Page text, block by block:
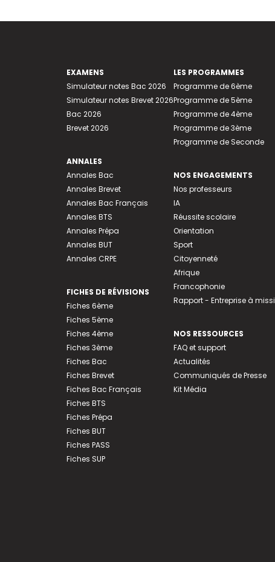
EXAMENS
Simulateur notes Bac 2026
Simulateur notes Brevet 2026
Bac 2026
Brevet 2026
ANNALES
Annales Bac
Annales Brevet
Annales Bac Français
Annales BTS
Annales Prépa
Annales BUT
Annales CRPE
FICHES DE RÉVISIONS
Fiches 6ème
Fiches 5ème
Fiches 4ème
Fiches 3ème
Fiches Bac
Fiches Brevet
Fiches Bac Français
Fiches BTS
Fiches Prépa
Fiches BUT
Fiches PASS
Fiches SUP
LES PROGRAMMES
Programme de 6ème
Programme de 5ème
Programme de 4ème
Programme de 3ème
Programme de Seconde
NOS ENGAGEMENTS
Nos professeurs
IA
Réussite scolaire
Orientation
Sport
Citoyenneté
Afrique
Francophonie
Rapport - Entreprise à
NOS RESSOURCES
FAQ et support
Actualités
Communiqués de Presse
Kit Média